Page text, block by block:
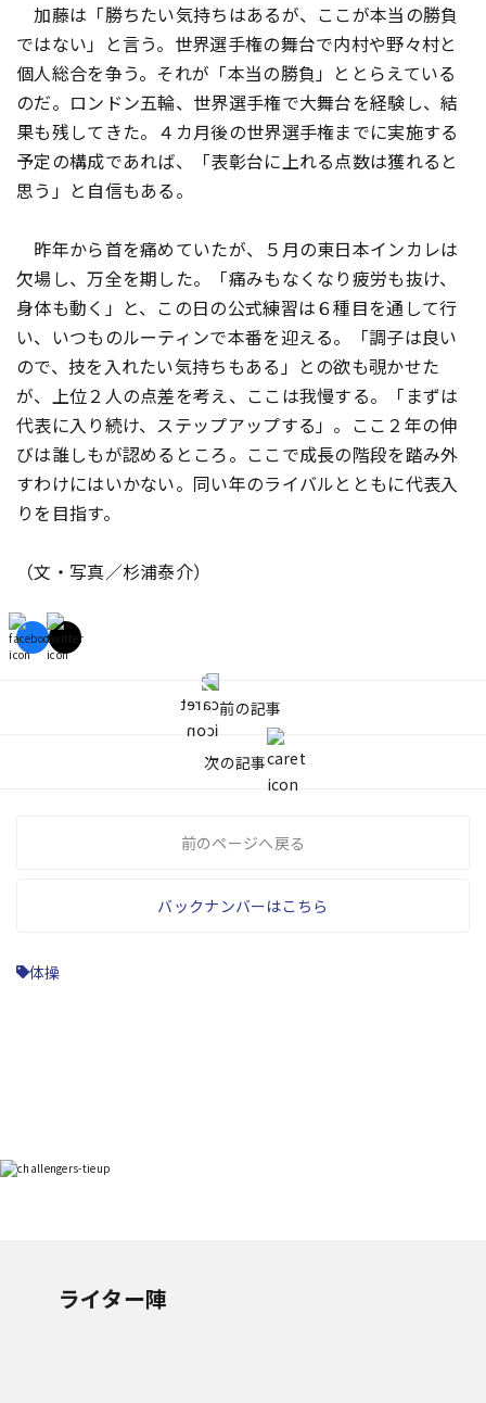
加藤は「勝ちたい気持ちはあるが、ここが本当の勝負
ではない」と言う。世界選手権の舞台で内村や野々村と
個人総合を争う。それが「本当の勝負」ととらえている
のだ。ロンドン五輪、世界選手権で大舞台を経験し、結
果も残してきた。４カ月後の世界選手権までに実施する
予定の構成であれば、「表彰台に上れる点数は獲れると
思う」と自信もある。
昨年から首を痛めていたが、５月の東日本インカレは
欠場し、万全を期した。「痛みもなくなり疲労も抜け、
身体も動く」と、この日の公式練習は６種目を通して行
い、いつものルーティンで本番を迎える。「調子は良い
ので、技を入れたい気持ちもある」との欲も覗かせた
が、上位２人の点差を考え、ここは我慢する。「まずは
代表に入り続け、ステップアップする」。ここ２年の伸
びは誰しもが認めるところ。ここで成長の階段を踏み外
すわけにはいかない。同い年のライバルとともに代表入
りを目指す。
（文・写真／杉浦泰介）
前の記事
次の記事
前のページへ戻る
バックナンバーはこちら
体操
ライター陣